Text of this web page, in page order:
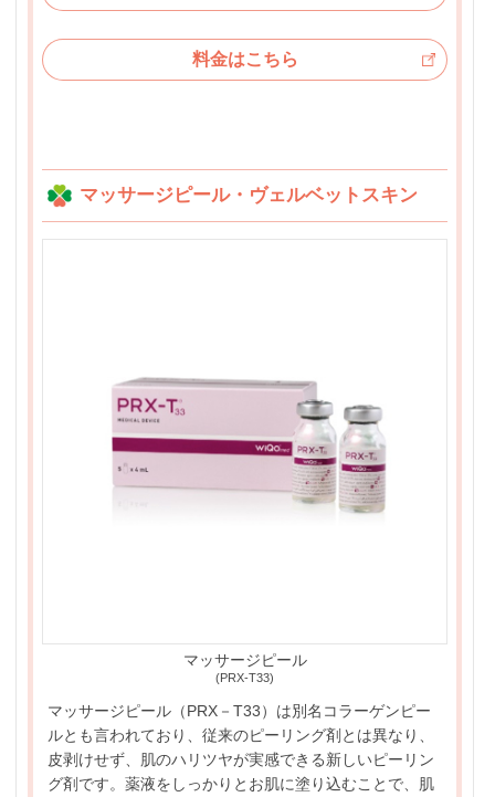
料金はこちら
マッサージピール・ヴェルベットスキン
マッサージピール
(PRX-T33)
マッサージピール（PRX－T33）は別名コラーゲンピー
ルとも言われており、従来のピーリング剤とは異なり、
皮剥けせず、肌のハリツヤが実感できる新しいピーリン
グ剤です。薬液をしっかりとお肌に塗り込むことで、肌